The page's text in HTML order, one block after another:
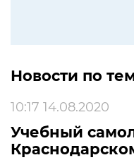
Новости по
10:17 14.08.2020
Учебный